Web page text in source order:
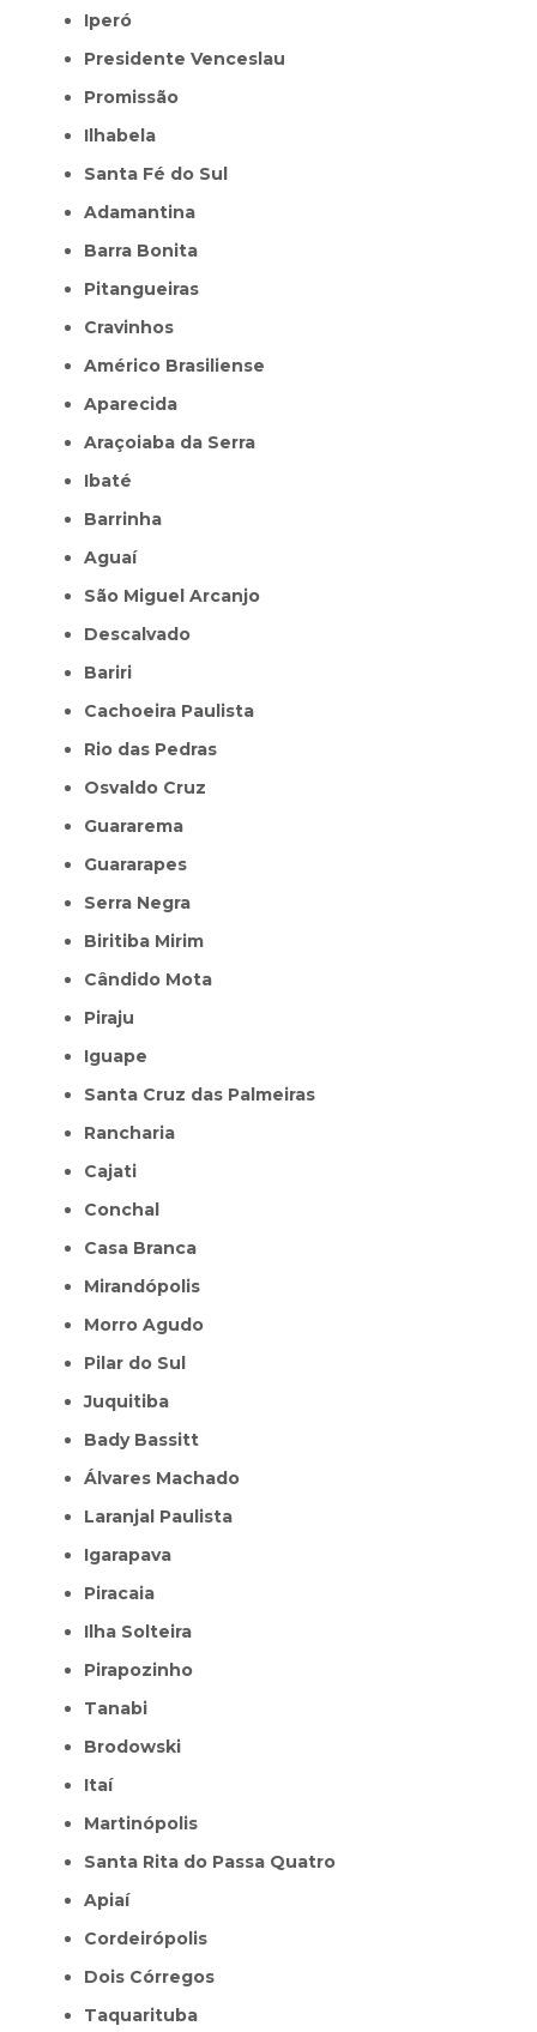
Iperó
Presidente Venceslau
Promissão
Ilhabela
Santa Fé do Sul
Adamantina
Barra Bonita
Pitangueiras
Cravinhos
Américo Brasiliense
Aparecida
Araçoiaba da Serra
Ibaté
Barrinha
Aguaí
São Miguel Arcanjo
Descalvado
Bariri
Cachoeira Paulista
Rio das Pedras
Osvaldo Cruz
Guararema
Guararapes
Serra Negra
Biritiba Mirim
Cândido Mota
Piraju
Iguape
Santa Cruz das Palmeiras
Rancharia
Cajati
Conchal
Casa Branca
Mirandópolis
Morro Agudo
Pilar do Sul
Juquitiba
Bady Bassitt
Álvares Machado
Laranjal Paulista
Igarapava
Piracaia
Ilha Solteira
Pirapozinho
Tanabi
Brodowski
Itaí
Martinópolis
Santa Rita do Passa Quatro
Apiaí
Cordeirópolis
Dois Córregos
Taquarituba